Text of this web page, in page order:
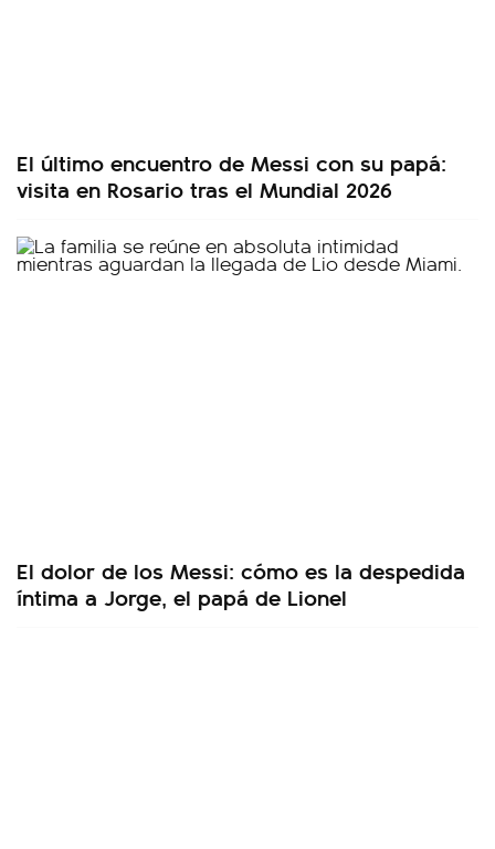
El último encuentro de Messi con su papá:
visita en Rosario tras el Mundial 2026
El dolor de los Messi: cómo es la despedida
íntima a Jorge, el papá de Lionel